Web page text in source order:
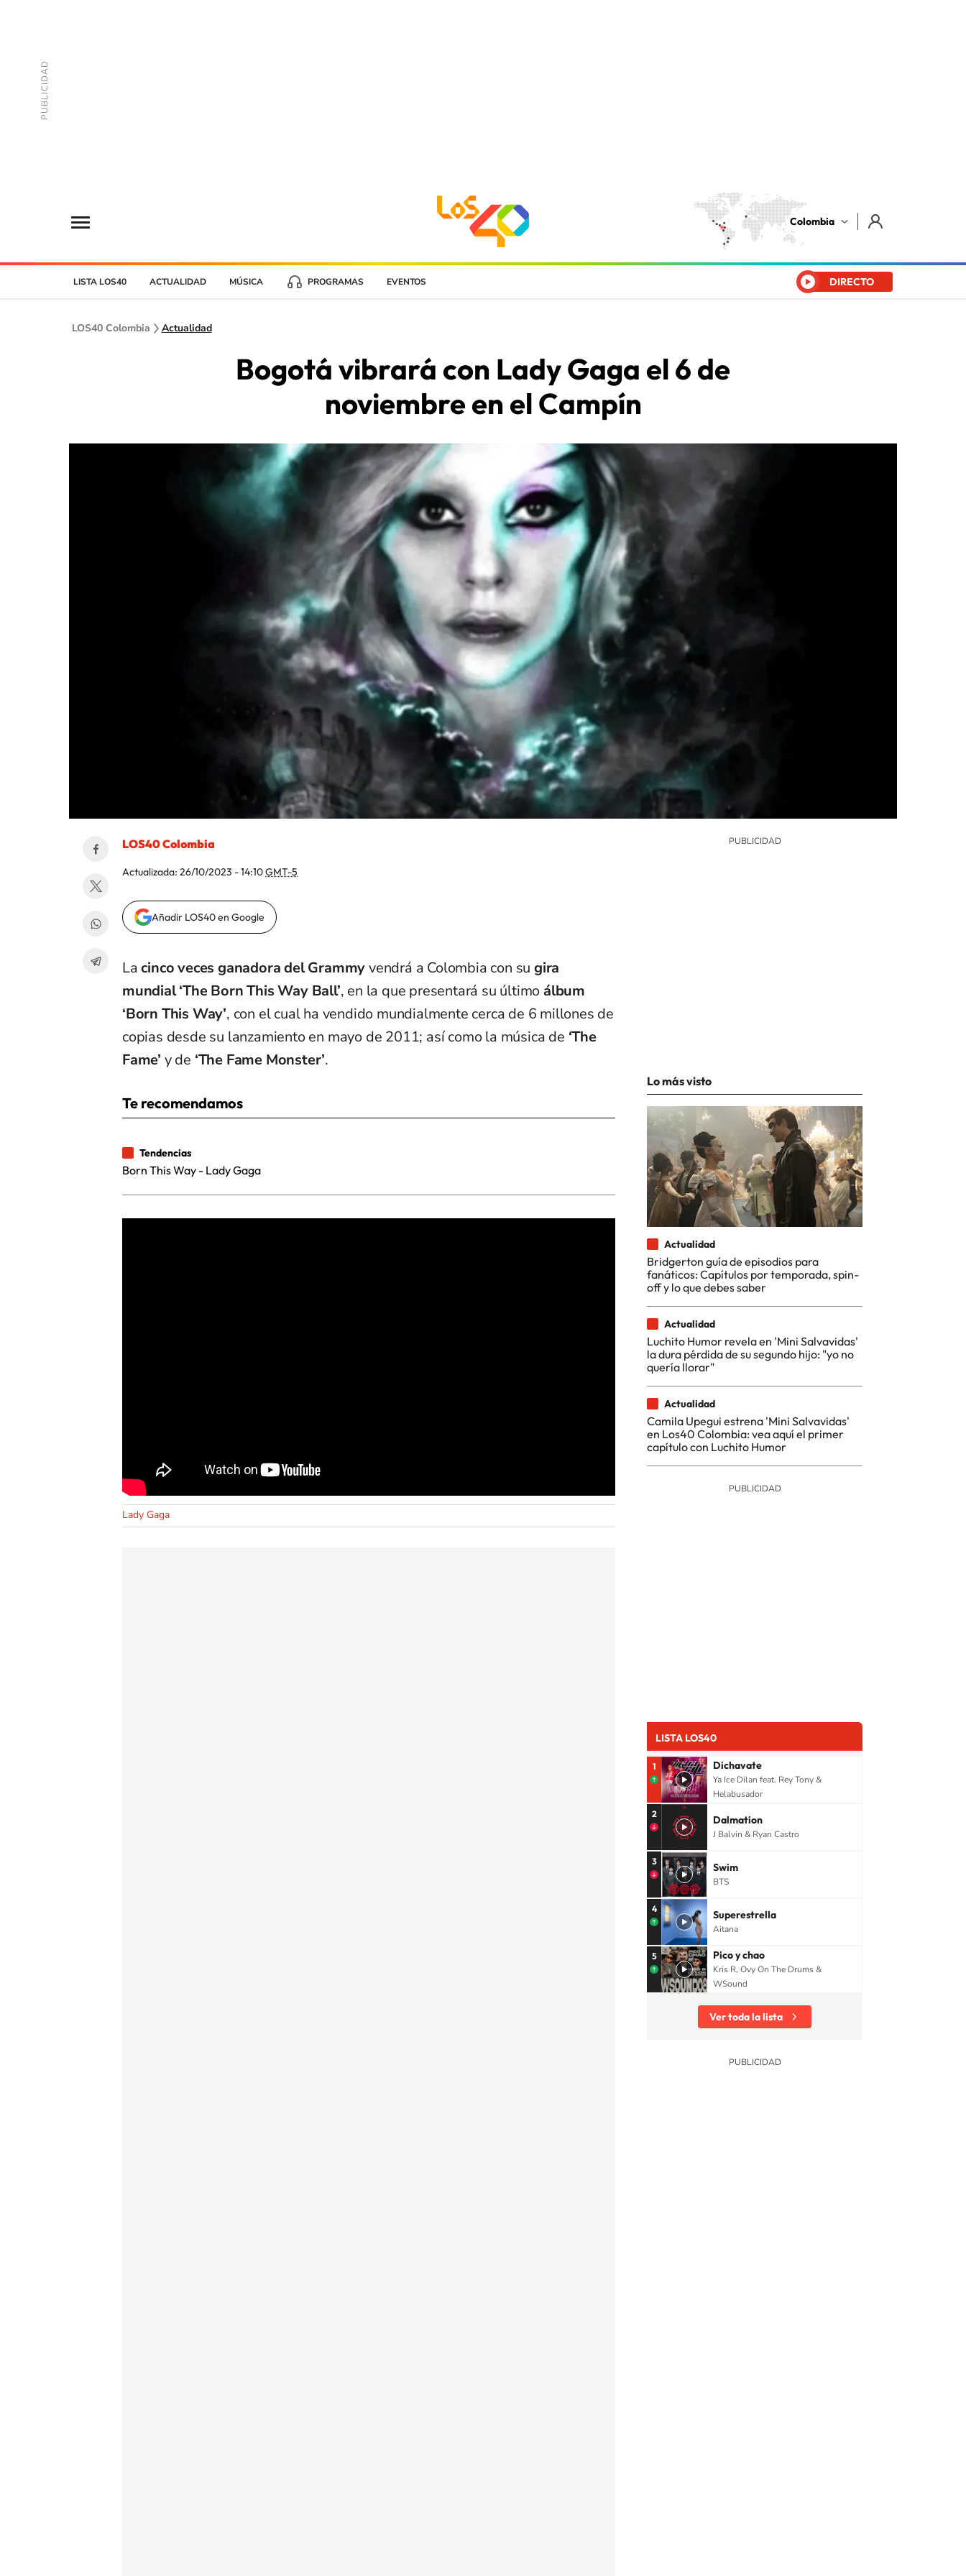
Colombia
LISTA LOS40 ACTUALIDAD MÚSICA PROGRAMAS EVENTOS DIRECTO
LOS40 Colombia Actualidad
Bogotá vibrará con Lady Gaga el 6 de
noviembre en el Campín
LOS40 Colombia
Actualizada: 26/10/2023 - 14:10GMT-5
Añadir LOS40 en Google
Lacinco veces ganadora del Grammyvendrá a Colombia con sugira
mundial ‘The Born This Way Ball’, en la que presentará su último álbum
‘Born This Way’, con el cual ha vendido mundialmente cerca de 6 millones de
copias desde su lanzamiento en mayo de 2011; así como la música de ‘The
Fame’ y de ‘The Fame Monster’.
Te recomendamos
Tendencias
Born This Way - Lady Gaga
Lady Gaga
Lo más visto
Actualidad
Bridgerton guía de episodios para
fanáticos: Capítulos por temporada, spin-
off y lo que debes saber
Actualidad
Luchito Humor revela en 'Mini Salvavidas'
la dura pérdida de su segundo hijo: "yo no
quería llorar"
Actualidad
Camila Upegui estrena 'Mini Salvavidas'
en Los40 Colombia: vea aquí el primer
capítulo con Luchito Humor
LISTA LOS40
1 Dichavate
Ya Ice Dilan feat. Rey Tony &
Helabusador
2 Dalmation
J Balvin & Ryan Castro
3 Swim
BTS
4 Superestrella
Aitana
5 Pico y chao
Kris R, Ovy On The Drums &
WSound
Ver toda la lista